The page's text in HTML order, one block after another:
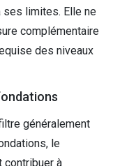
ses limites. Elle ne
complémentaire
des niveaux
généralement
le
contribuer à